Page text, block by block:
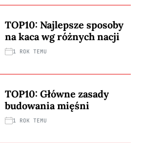
TOP10: Najlepsze sposoby
na kaca wg różnych nacji
1 ROK TEMU
TOP10: Główne zasady
budowania mięśni
1 ROK TEMU